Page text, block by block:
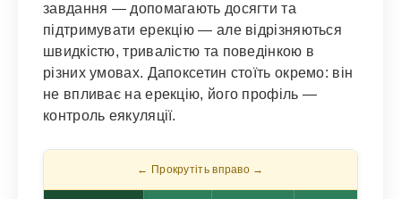
завдання — допомагають досягти та
підтримувати ерекцію — але відрізняються
швидкістю, тривалістю та поведінкою в
різних умовах. Дапоксетин стоїть окремо: він
не впливає на ерекцію, його профіль —
контроль еякуляції.